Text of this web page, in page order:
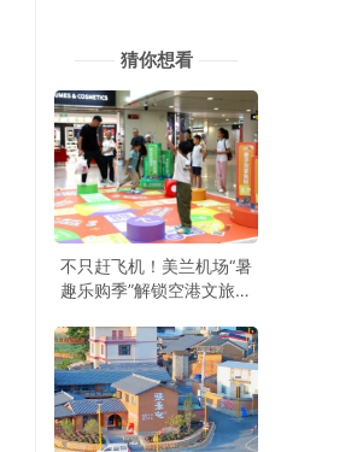
猜你想看
不只赶飞机！美兰机场“暑
趣乐购季”解锁空港文旅新